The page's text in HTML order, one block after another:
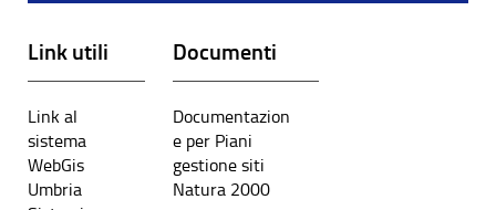
Link utili
Link al
sistema
WebGis
Umbria
Documenti
Documentazion
e per Piani
gestione siti
Natura 2000